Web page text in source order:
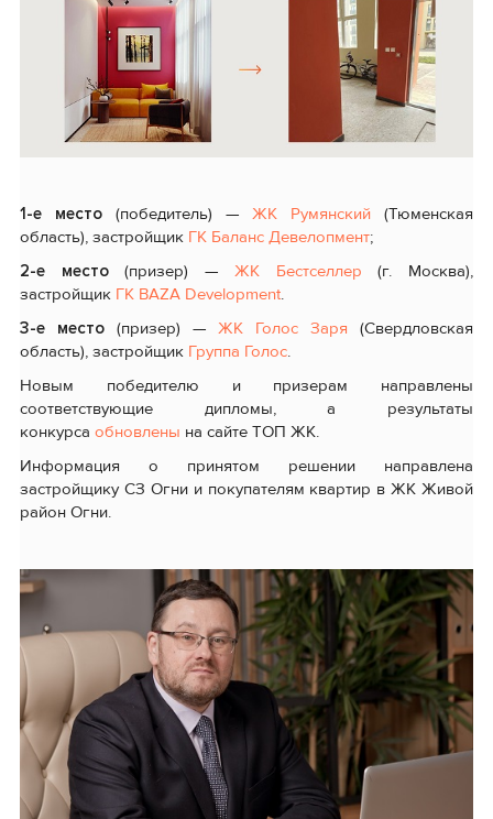
1-е место(победитель) —ЖК Румянский (Тюменская
область), застройщик ГК Баланс Девелопмент;
2-е место(призер) —ЖК Бестселлер (г. Москва),
застройщик ГК BAZA Development.
3-е место(призер) —ЖК Голос Заря (Свердловская
область), застройщик Группа Голос.
Новым победителю и призерам направлены
соответствующие дипломы, а результаты
конкурса обновлены на сайте ТОП ЖК.
Информация о принятом решении направлена
застройщику СЗ Огни и покупателям квартир в ЖК Живой
район Огни.